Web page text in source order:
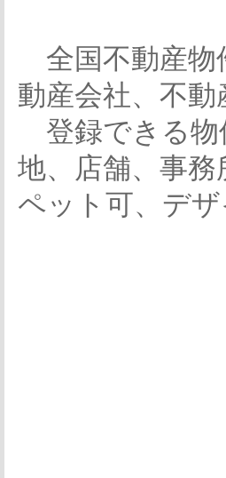
全国不動産物
動産会社、不
登録できる物
地、店舗、事
ペット可、デ